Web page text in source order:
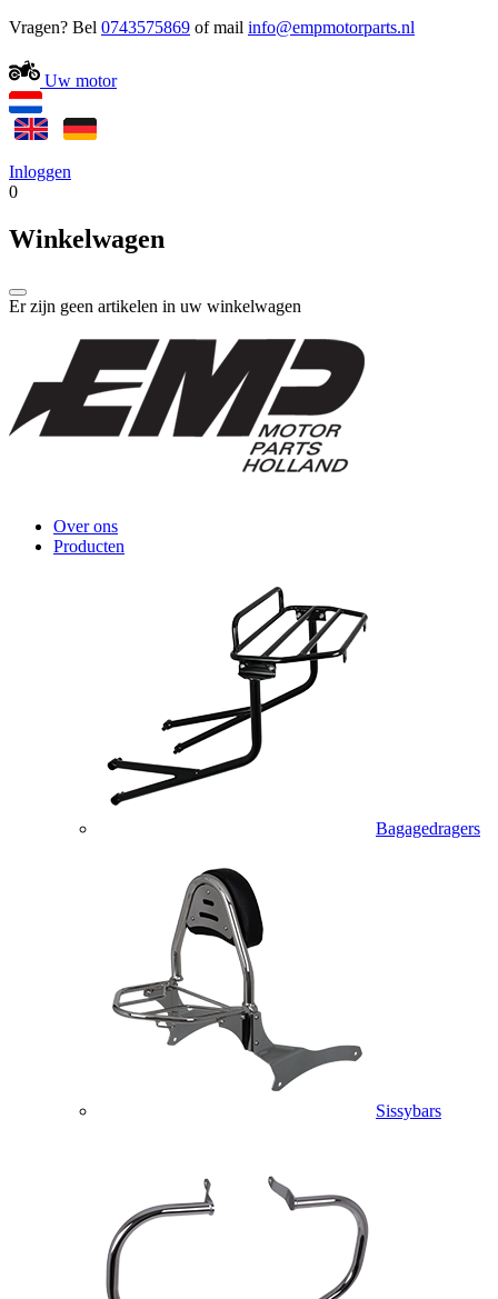
Vragen? Bel 0743575869 of mail
Uw motor
Inloggen
0
Winkelwagen
Er zijn geen artikelen in uw winkelwagen
Over ons
Producten
Bagagedragers
Sissybars